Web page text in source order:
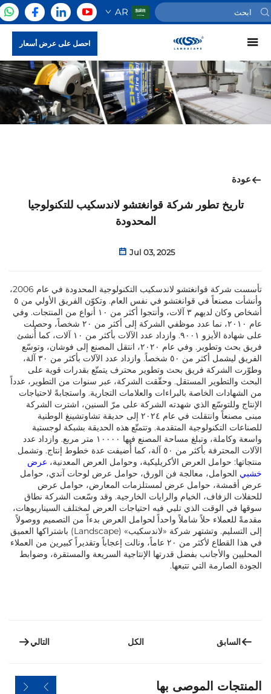
AR
احصل على عرض أسعار
عودة
تاريخ تطور شركة قوانغتشو لاندسكيب للتكنولوجيا
المحدودة
Jul 03, 2025
تأسست شركة قوانغتشو لاندسكيب التكنولوجية المحدودة في عام 2006،
وأنشأت مصنعاً في قوانغتشو في نفس العام. وتكوّن الفريق الأولي من ٥
أشخاص وكان لديهم ٣ آلات، وأنتجوا أكثر من ١٠ أنواع من المنتجات. وفي
عام ٢٠١٠، نما عدد موظفي الشركة إلى أكثر من ٢٠ شخصاً، وحصلت
على شهادة الأيزو ٩٠٠١. وازداد عدد الآلات بأكثر من ١٠ آلات، كما أُنشئ
فريق بحث وتطوير. وفي عام ٢٠٢٠، انتقل المصنع إلى فوشان، وتوسّع
الفريق ليشمل أكثر من ٥٠ شخصاً. وازداد عدد الآلات بأكثر من ٣٠ آلة،
وطوّرت الشركة فريق بحث وتطوير محترف يتمتّع بقدرات قوية على
البحث والتطوير المستقل. وحقّقت الشركة، عبر سنوات من التطوير، عدداً
من الشهادات الخاصة بالبراءات والعلامات التجارية. واستجابةً لاحتياجات
الإنتاج وللتوسّع الذي شهدته الشركة على مرّ السنين، اشترت الشركة
مبنى مصنعاً وانتقلت في عام ٢٠٢٤ إلى حديقة تشاوتشينغ الوطنية
للصناعات التكنولوجية المتقدمة. وتتمتّع هذه الحديقة بشبكة لوجستية
واسعة وكاملة، وتبلغ مساحة المصنع فيها ١٠٠٠٠ متر مربع. وازداد عدد
الآلات المحترفة بأكثر من ٥٠ آلة، كما أُضيفت عدة خطوط إنتاج. وتشمل
منتجاتها: حوامل العرض الأكريليكية، وحوامل العرض المعدنية،عرض
خشبيالحوامل، معالجة فن الورق، حوامل عرض لوحات آندي، حوامل
عرض أقمشة، حوامل عرض لمستلزمات المعارض، حوامل عرض
للحفلات الزفاف، الخيام والرايات الخارجية. وقد وسّعت الشركة نطاق
سوقها في الوقت الذي تلبي فيه احتياجات العرض لمختلف السيناريوهات،
مقدمةً للعملاء حلاً شاملاً واحداً لحوامل العرض بدءاً من التصميم ووصولاً
إلى التسليم. وتشتهر شركة «لاندسكيب» (Landscape) باشتراكها العميق
في هذا القطاع لأكثر من ٢٠ عاماً، ونالت إعجاباً وتقديراً كبيرين من العملاء
المحليين والأجانب بفضل قدرتها الإنتاجية السريعة والمستقرة، وضوابط
الجودة الصارمة التي تتبعها.
السابق الكل التالي
المنتجات الموصى بها